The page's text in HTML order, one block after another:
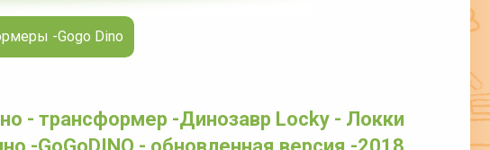
-Gogo Dino
- трансформер -Динозавр Locky - Локки